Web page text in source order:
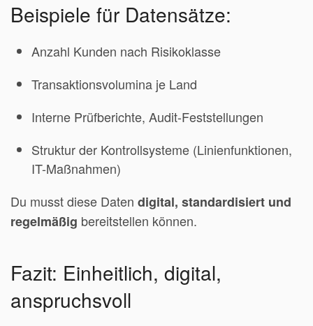
Beispiele für Datensätze:
Anzahl Kunden nach Risikoklasse
Transaktionsvolumina je Land
Interne Prüfberichte, Audit-Feststellungen
Struktur der Kontrollsysteme (Linienfunktionen,
IT-Maßnahmen)
Du musst diese Daten digital, standardisiert und
regelmäßig bereitstellen können.
Fazit: Einheitlich, digital,
anspruchsvoll